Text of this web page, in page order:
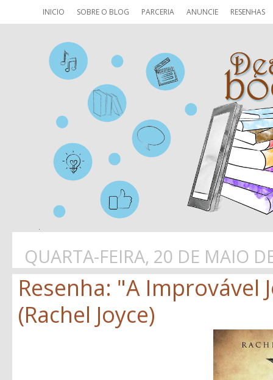
INICIO SOBRE O BLOG PARCERIA ANUNCIE RESENHAS
QUARTA-FEIRA, 20 DE MAIO
Resenha: "A Improvável
(Rachel Joyce)